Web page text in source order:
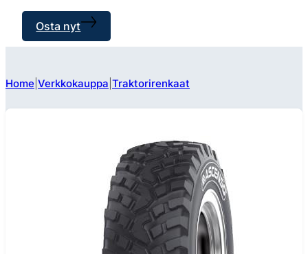
Osta nyt
Home Verkkokauppa Traktorirenkaat